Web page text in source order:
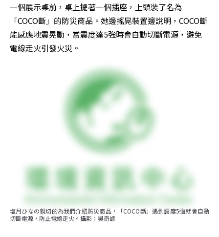
一個展示桌前，桌上擺著一個插座，上頭裝了名為
「COCO斷」的防災商品。她邊搖晃裝置邊說明，COCO斷
能感應地震晃動，當震度達5強時會自動切斷電源，避免
電線走火引發火災。
塩月ひなの親切的為我們介紹防災商品，「COCO斷」遇到震度5強就會自動
切斷電源，防止電線走火。攝影：吳奇諺